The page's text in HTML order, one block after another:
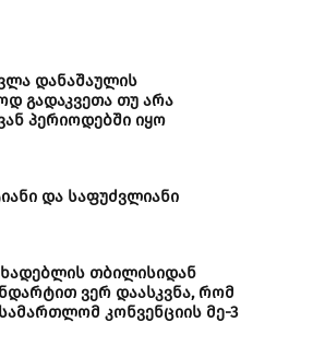
დანაშაულის
გადაკვეთა თუ არა
პერიოდებში იყო
და საფუძვლიანი
თბილისიდან
ვერ დაასკვნა, რომ
კონვენციის მე-3